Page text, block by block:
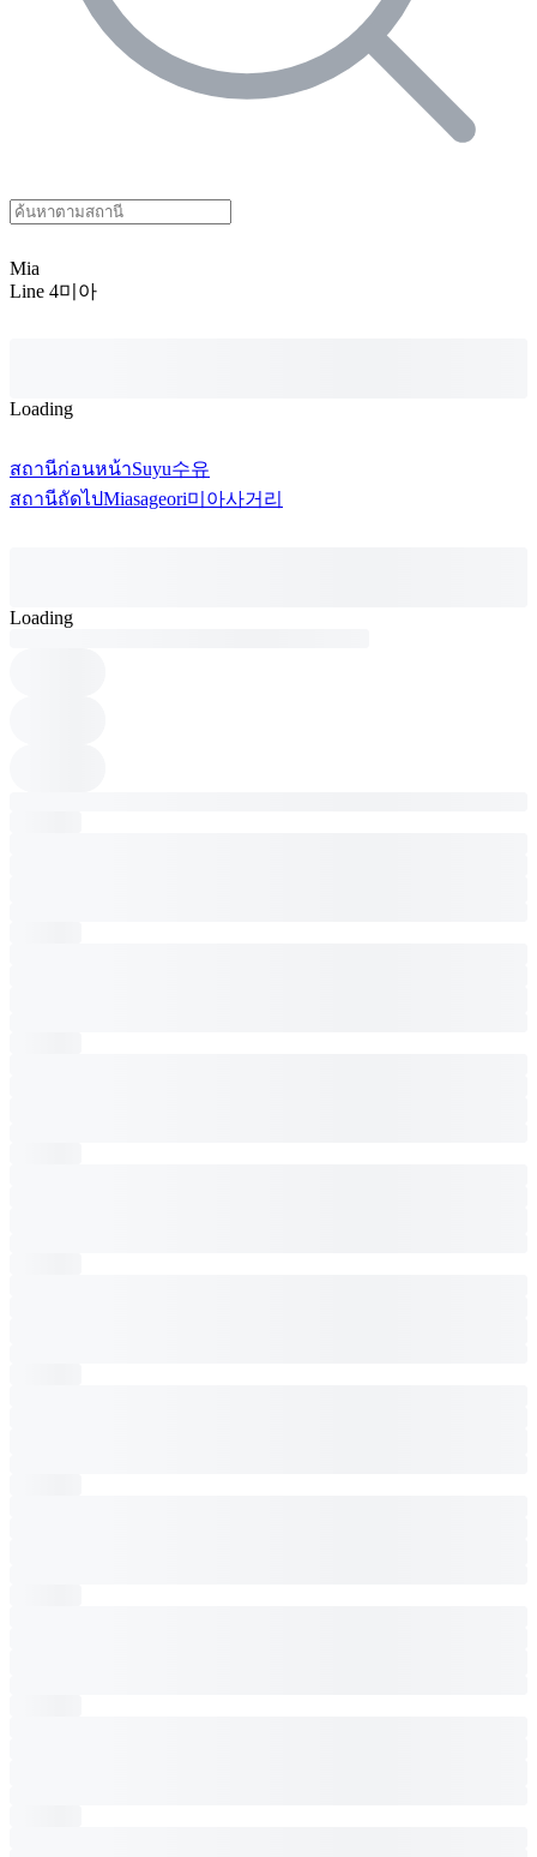
Mia
Line 4미아
Loading
สถานีก่อนหน้าSuyu수유
สถานีถัดไปMiasageori미아사거리
Loading